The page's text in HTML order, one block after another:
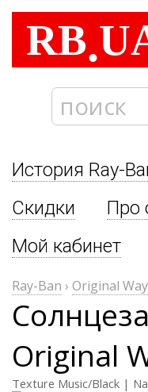
RB.
История Ray-
Скидки
Про
Мой кабинет
Ray-Ban › Original
Original
Texture Music/Black |